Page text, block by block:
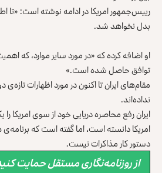
رییس‌جمهور امریکا در ادامه نوشته است: «تا
بدل نخواهد شد.
او اضافه کرده که «در مورد سایر موارد، که
توافق حاصل شده است.»
مقام‌های ایران تا اکنون در مورد اظهارات
نداده‌اند.
ایران رفع محاصره دریایی خود از سوی امریکا
امریکا دانسته است، اما گفته است که
دستور کار مذاکرات نیست.
از روزنامه‌نگاری مستقل حمایت